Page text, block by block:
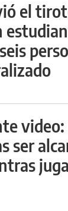
el
ser